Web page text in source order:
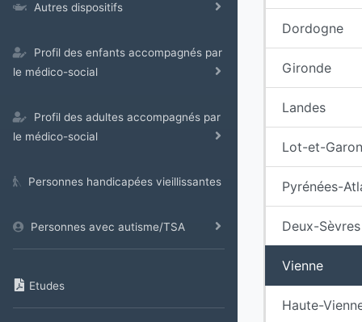
Autres dispositifs
Profil des enfants accompagnés par
le médico-social
Profil des adultes accompagnés par
le médico-social
Personnes handicapées vieillissantes
Personnes avec autisme/TSA
Etudes
Dordogne
Gironde
Landes
Lot-et-
Pyrénées-
Deux-Sèvres
Vienne
Haute-